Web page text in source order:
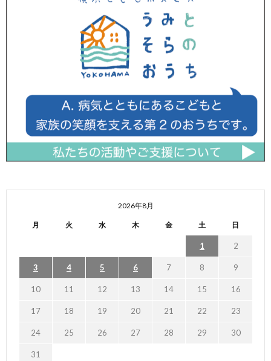
2026年8月
月 火 水 木 金 土 日
1 2
3 4 5 6 7 8 9
10 11 12 13 14 15 16
17 18 19 20 21 22 23
24 25 26 27 28 29 30
31